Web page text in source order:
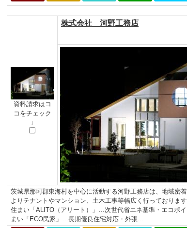
資料請求はコ
コをチェック
↓
株式会社 河野工務店
茨城県那珂郡東海村を中心に活動する河野工務店は、地域密
よりテナントやマンション、土木工事等幅広く行っておりま
住まい「ALITO（アリート）」…次世代省エネ基準・エコポ
まい「ECO民家」…長期優良住宅対応・外張...